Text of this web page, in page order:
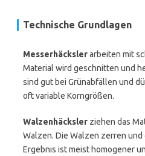
Technische Grundlagen
Messerhäckslerarbeiten mit
Material wird geschnitten und
sind gut bei Grünabfällen und
oft variable Korngrößen.
Walzenhäcksler ziehen das
Walzen. Die Walzen zerren und
Ergebnis ist meist homogener